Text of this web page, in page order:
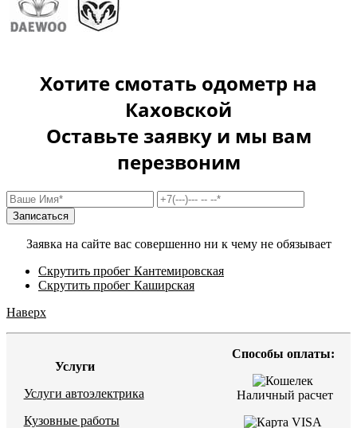
Хотите смотать одометр на
Каховской
Оставьте заявку и мы вам
перезвоним
Заявка на сайте вас совершенно ни к чему не обязывает
Скрутить пробег Кантемировская
Скрутить пробег Каширская
Наверх
Услуги
Услуги автоэлектрика
Кузовные работы
Способы оплаты:
Наличный расчет